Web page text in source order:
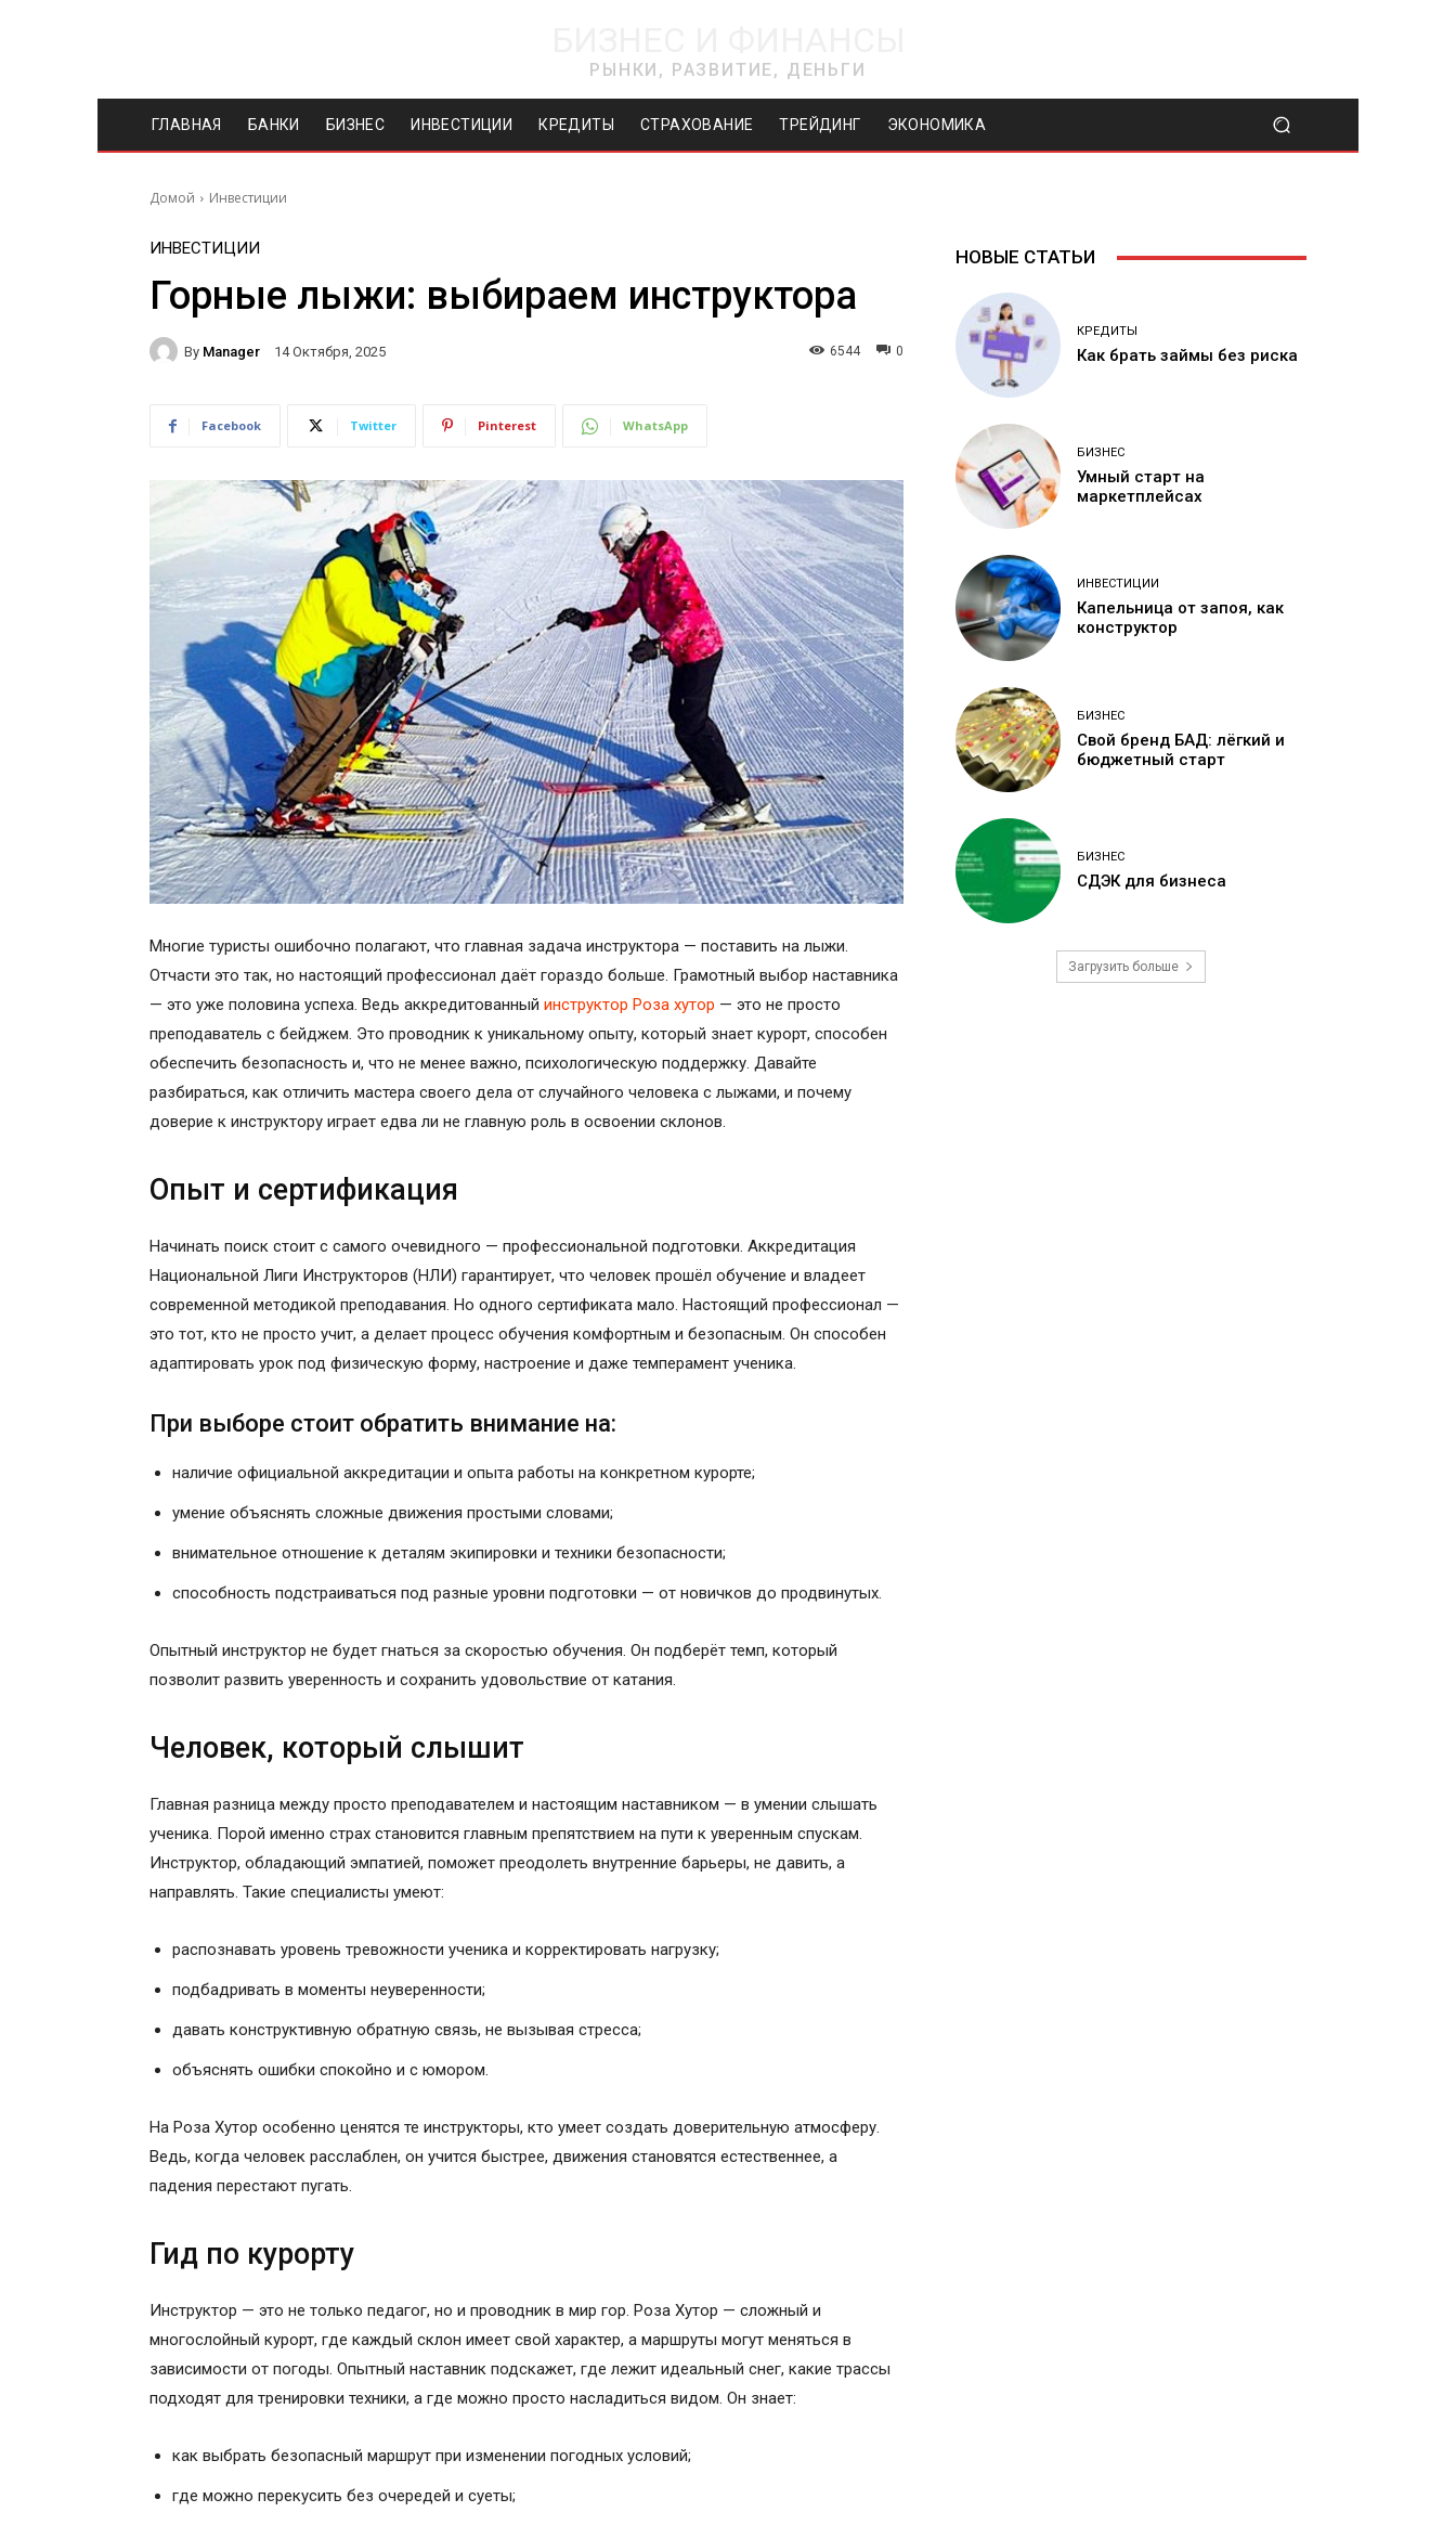
РЫНКИ, РАЗВИТИЕ, ДЕНЬГИ
ГЛАВНАЯ БАНКИ БИЗНЕС ИНВЕСТИЦИИ КРЕДИТЫ СТРАХОВАНИЕ ТРЕЙДИНГ ЭКОНОМИКА
Домой Инвестиции
ИНВЕСТИЦИИ
Горные лыжи: выбираем инструктора
By Manager 14 Октября, 2025 0
6544
Facebook Twitter Pinterest WhatsApp
Многие туристы ошибочно полагают, что главная задача инструктора — поставить на лыжи.
Отчасти это так, но настоящий профессионал даёт гораздо больше. Грамотный выбор наставника
— это уже половина успеха. Ведь аккредитованный инструктор Роза хутор — это не просто
преподаватель с бейджем. Это проводник к уникальному опыту, который знает курорт, способен
обеспечить безопасность и, что не менее важно, психологическую поддержку. Давайте
разбираться, как отличить мастера своего дела от случайного человека с лыжами, и почему
доверие к инструктору играет едва ли не главную роль в освоении склонов.
Опыт и сертификация
Начинать поиск стоит с самого очевидного — профессиональной подготовки. Аккредитация
Национальной Лиги Инструкторов (НЛИ) гарантирует, что человек прошёл обучение и владеет
современной методикой преподавания. Но одного сертификата мало. Настоящий профессионал —
это тот, кто не просто учит, а делает процесс обучения комфортным и безопасным. Он способен
адаптировать урок под физическую форму, настроение и даже темперамент ученика.
При выборе стоит обратить внимание на:
наличие официальной аккредитации и опыта работы на конкретном курорте;
умение объяснять сложные движения простыми словами;
внимательное отношение к деталям экипировки и техники безопасности;
способность подстраиваться под разные уровни подготовки — от новичков до продвинутых.
Опытный инструктор не будет гнаться за скоростью обучения. Он подберёт темп, который
позволит развить уверенность и сохранить удовольствие от катания.
Человек, который слышит
Главная разница между просто преподавателем и настоящим наставником — в умении слышать
ученика. Порой именно страх становится главным препятствием на пути к уверенным спускам.
Инструктор, обладающий эмпатией, поможет преодолеть внутренние барьеры, не давить, а
направлять. Такие специалисты умеют:
распознавать уровень тревожности ученика и корректировать нагрузку;
подбадривать в моменты неуверенности;
давать конструктивную обратную связь, не вызывая стресса;
объяснять ошибки спокойно и с юмором.
На Роза Хутор особенно ценятся те инструкторы, кто умеет создать доверительную атмосферу.
Ведь, когда человек расслаблен, он учится быстрее, движения становятся естественнее, а
падения перестают пугать.
Гид по курорту
Инструктор — это не только педагог, но и проводник в мир гор. Роза Хутор — сложный и
многослойный курорт, где каждый склон имеет свой характер, а маршруты могут меняться в
зависимости от погоды. Опытный наставник подскажет, где лежит идеальный снег, какие трассы
подходят для тренировки техники, а где можно просто насладиться видом. Он знает:
как выбрать безопасный маршрут при изменении погодных условий;
где можно перекусить без очередей и суеты;
НОВЫЕ СТАТЬИ
КРЕДИТЫ
Как брать займы без риска
БИЗНЕС
Умный старт на
маркетплейсах
ИНВЕСТИЦИИ
Капельница от запоя, как
конструктор
БИЗНЕС
Свой бренд БАД: лёгкий и
бюджетный старт
БИЗНЕС
СДЭК для бизнеса
Загрузить больше